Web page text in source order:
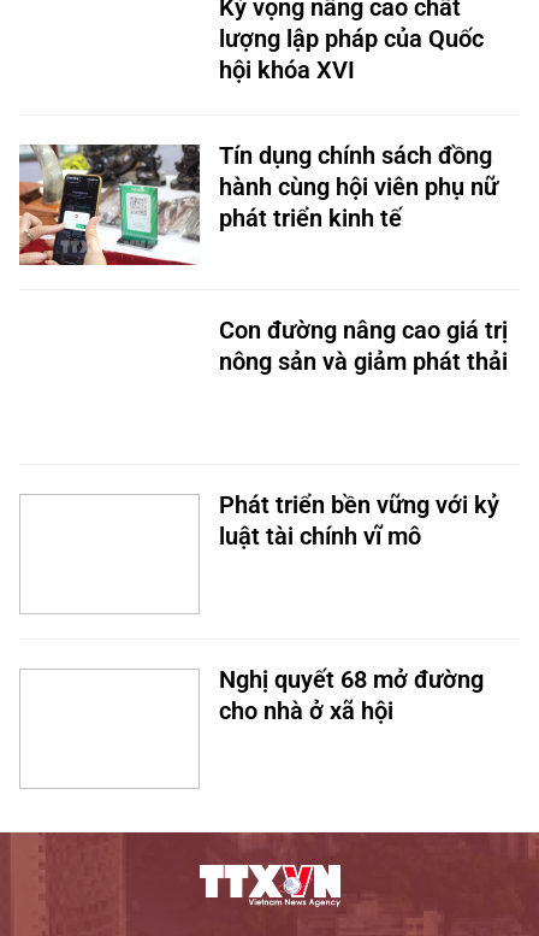
Kỳ vọng nâng cao chất
lượng lập pháp của Quốc
hội khóa XVI
Tín dụng chính sách đồng
hành cùng hội viên phụ nữ
phát triển kinh tế
Con đường nâng cao giá trị
nông sản và giảm phát thải
Phát triển bền vững với kỷ
luật tài chính vĩ mô
Nghị quyết 68 mở đường
cho nhà ở xã hội